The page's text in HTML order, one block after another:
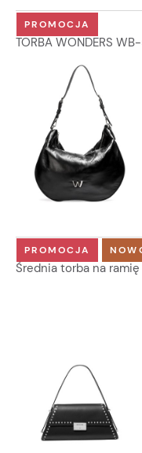
TORBA WONDERS
PROMOCJA
Średnia torba na
PROMOCJA